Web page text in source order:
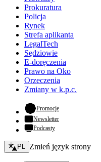
Prokuratura
Policja
Rynek
Strefa aplikanta
LegalTech
Sędziowie
E-doręczenia
Prawo na Oko
Orzeczenia
Zmiany w k.p.c.
Promocje- otwiera się w
Newsletter
Podcasty
Zmień język - bieżący:
PL Zmień język strony